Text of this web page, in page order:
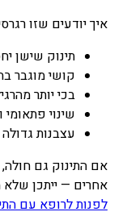
איך יודעים שזו
תינוק שישן
קושי מוגבר
בכי יותר
שינוי
עצבנות גדולה
אם התינוק גם חולה,
אחרים — ייתכן
לפנות לרופא עם